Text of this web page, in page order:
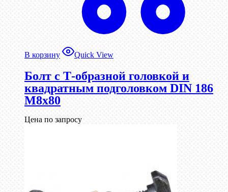
В корзину Quick View
Болт с Т-образной головкой и
квадратным подголовком DIN 186
М8х80
Цена по запросу